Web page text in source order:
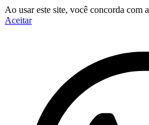
Ao usar este site, você concorda com a
Aceitar